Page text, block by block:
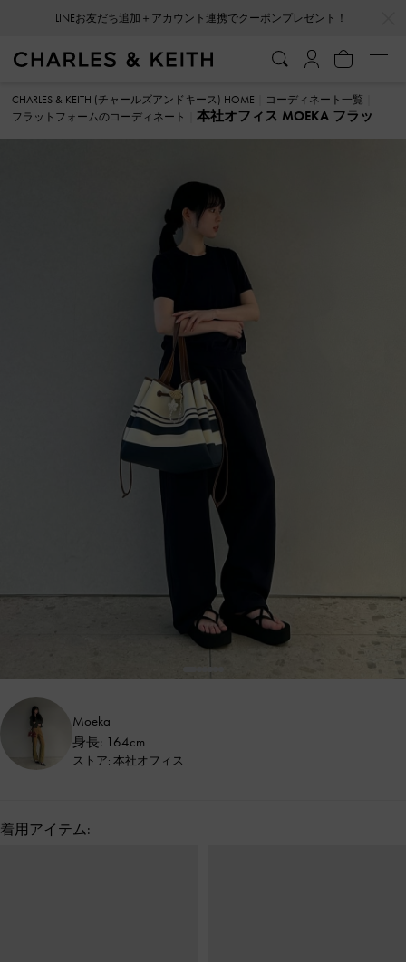
LINEお友だち追加＋アカウント連携でクーポンプレゼント！
CHARLES & KEITH (チャールズアンドキース) HOME
コーディネート一覧
フラットフォームのコーディネート
本社オフィス MOEKA フラット
Moeka
身長: 164cm
ストア: 本社オフィス
着用アイテム: